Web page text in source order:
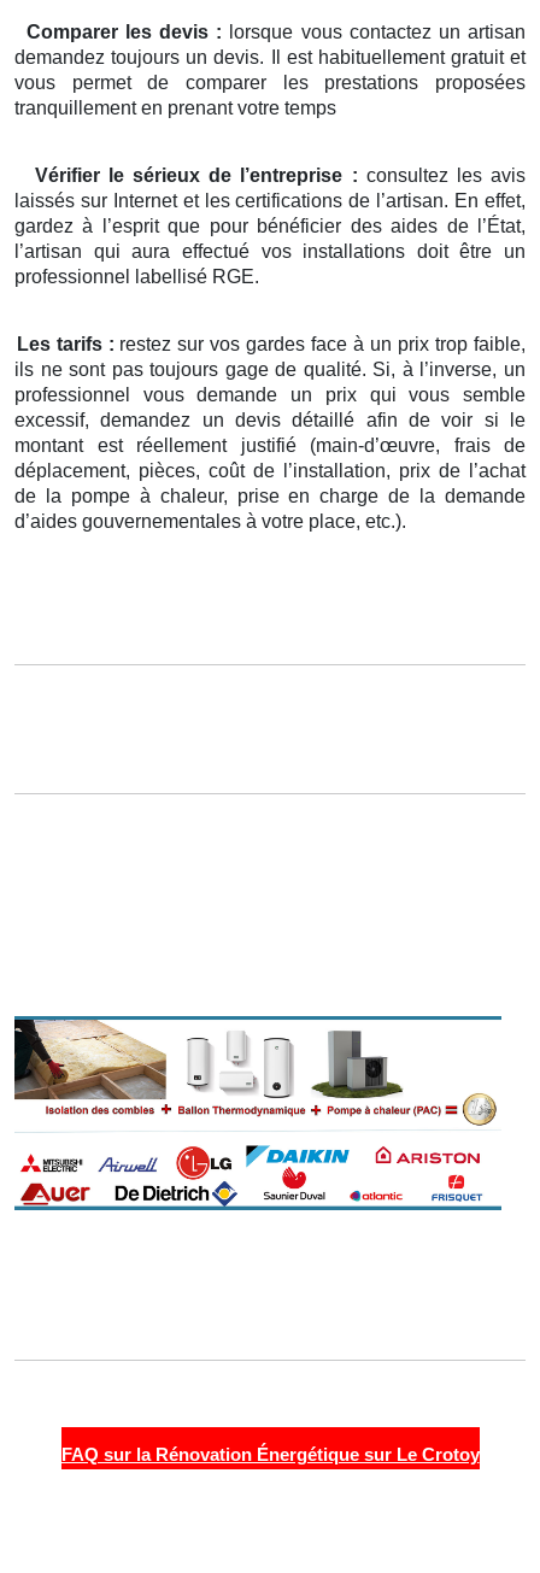
Comparer les devis : lorsque vous contactez un artisan
demandez toujours un devis. Il est habituellement gratuit et
vous permet de comparer les prestations proposées
tranquillement en prenant votre temps
Vérifier le sérieux de l’entreprise : consultez les avis
laissés sur Internet et les certifications de l’artisan. En effet,
gardez à l’esprit que pour bénéficier des aides de l’État,
l’artisan qui aura effectué vos installations doit être un
professionnel labellisé RGE.
Les tarifs : restez sur vos gardes face à un prix trop faible,
ils ne sont pas toujours gage de qualité. Si, à l’inverse, un
professionnel vous demande un prix qui vous semble
excessif, demandez un devis détaillé afin de voir si le
montant est réellement justifié (main-d’œuvre, frais de
déplacement, pièces, coût de l’installation, prix de l’achat
de la pompe à chaleur, prise en charge de la demande
d’aides gouvernementales à votre place, etc.).
FAQ sur la Rénovation Énergétique sur Le Crotoy